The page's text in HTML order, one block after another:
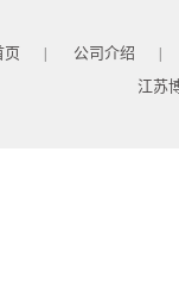
页 | 公司介绍 |
江苏